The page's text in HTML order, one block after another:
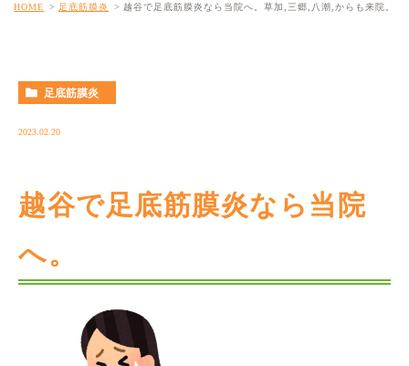
HOME 足底筋膜炎 越谷で足底筋膜炎なら当院へ。草加,三郷,八潮,からも来院。
足底筋膜炎
2023.02.20
越谷で足底筋膜炎なら当院
へ。